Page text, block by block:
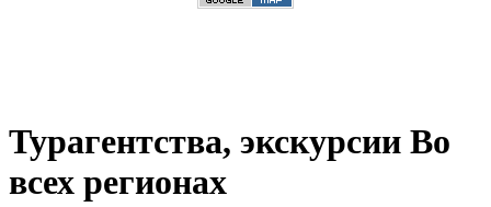
Турагентства, экскурсии Во
всех регионах